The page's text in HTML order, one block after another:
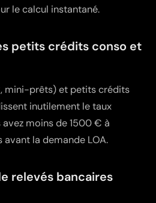
le calcul instantané.
petits crédits conso et
mini-prêts) et petits crédits
inutilement le taux
moins de 1500 € à
la demande LOA.
relevés bancaires